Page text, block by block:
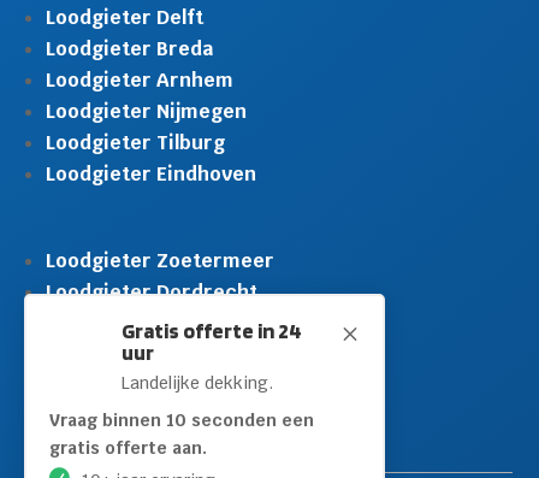
M
Gratis offerte in 24
uur
Landelijke dekking.
Vraag binnen 10 seconden een
gratis offerte aan.
Loodgieter Delft
Loodgieter Breda
Loodgieter Arnhem
Loodgieter Nijmegen
Loodgieter Tilburg
Loodgieter Eindhoven
Loodgieter Zoetermeer
Loodgieter Dordrecht
Loodgieter Rijswijk
Loodgieter Schiedam
Loodgieter Leidschendam
Loodgieter Hilversum